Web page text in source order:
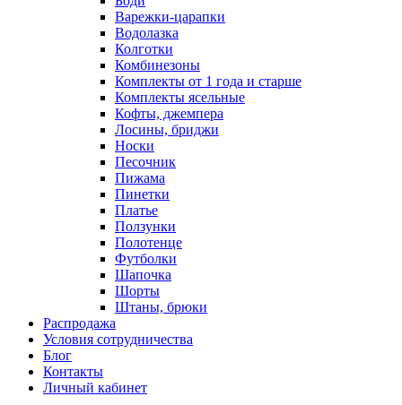
Варежки-царапки
Водолазка
Колготки
Комбинезоны
Комплекты от 1 года и старше
Комплекты ясельные
Кофты, джемпера
Лосины, бриджи
Носки
Песочник
Пижама
Пинетки
Платье
Ползунки
Полотенце
Футболки
Шапочка
Шорты
Штаны, брюки
Распродажа
Условия сотрудничества
Блог
Контакты
Личный кабинет